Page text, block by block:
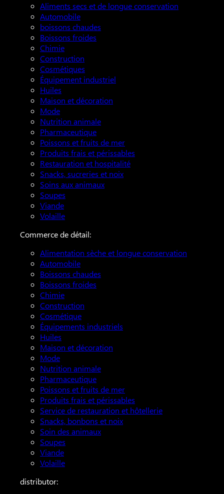
Aliments secs et de longue conservation
Automobile
boissons chaudes
Boissons froides
Chimie
Construction
Cosmétiques
Équipement industriel
Huiles
Maison et décoration
Mode
Nutrition animale
Pharmaceutique
Poissons et fruits de mer
Produits frais et périssables
Restauration et hospitalité
Snacks, sucreries et noix
Soins aux animaux
Soupes
Viande
Volaille
Commerce de détail:
Alimentation sèche et longue conservation
Automobile
Boissons chaudes
Boissons froides
Chimie
Construction
Cosmétique
Équipements industriels
Huiles
Maison et décoration
Mode
Nutrition animale
Pharmaceutique
Poissons et fruits de mer
Produits frais et périssables
Service de restauration et hôtellerie
Snacks, bonbons et noix
Soin des animaux
Soupes
Viande
Volaille
distributor: